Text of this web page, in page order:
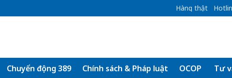
Hàng thật
Chuyển động 389 Chính sách & Pháp luật OCOP Tư